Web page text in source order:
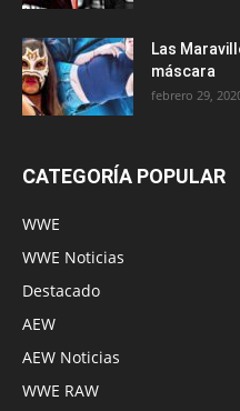
Las
máscara
febrero 29,
CATEGORÍA POPULAR
WWE
WWE Noticias
Destacado
AEW
AEW Noticias
WWE RAW